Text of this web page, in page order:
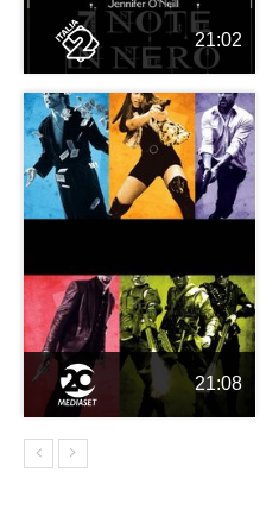
21:02
21:08